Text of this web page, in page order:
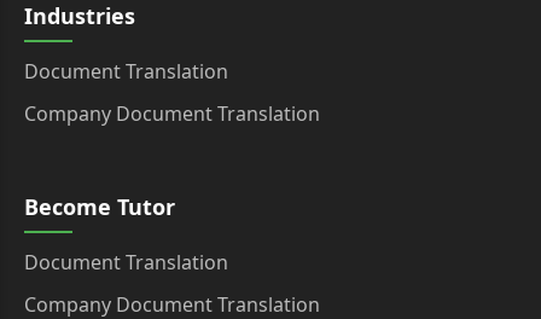
Industries
Document Translation
Company Document Translation
Become Tutor
Document Translation
Company Document Translation